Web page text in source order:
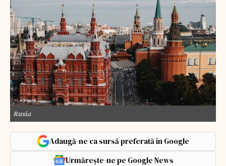
Rusia
Adaugă-ne ca sursă preferată în Google
Urmărește-ne pe Google News